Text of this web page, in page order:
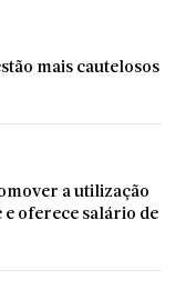
mais cautelosos
a utilização
oferece salário de